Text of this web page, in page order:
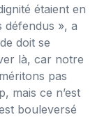
étaient en
défendus », a
doit se
là, car notre
pas
mais ce n’est
bouleversé